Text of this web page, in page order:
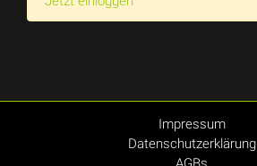
Impressum
Datenschutzerklärung